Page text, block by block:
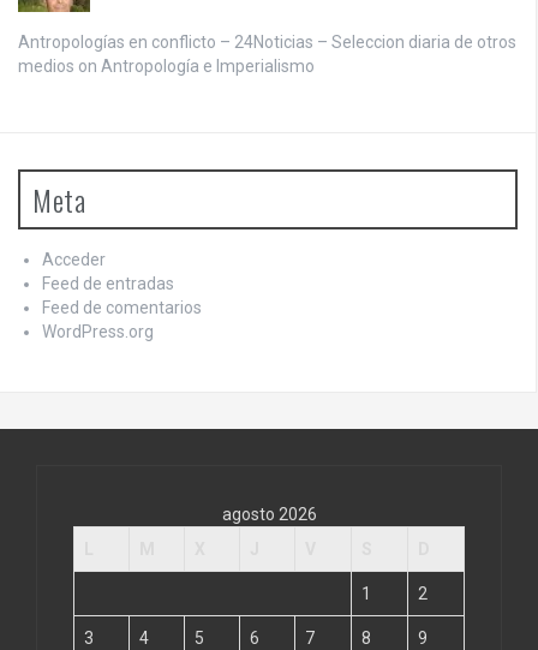
Antropologías en conflicto – 24Noticias – Seleccion diaria de otros
medios on Antropología e Imperialismo
Meta
Acceder
Feed de entradas
Feed de comentarios
WordPress.org
agosto 2026
1 2
3 4 5 6 7 8 9